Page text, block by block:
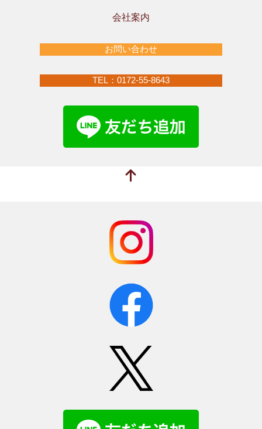
会社案内
お問い合わせ
TEL：0172-55-8643